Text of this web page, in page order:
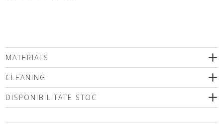
MATERIALS
CLEANING
DISPONIBILITATE STOC